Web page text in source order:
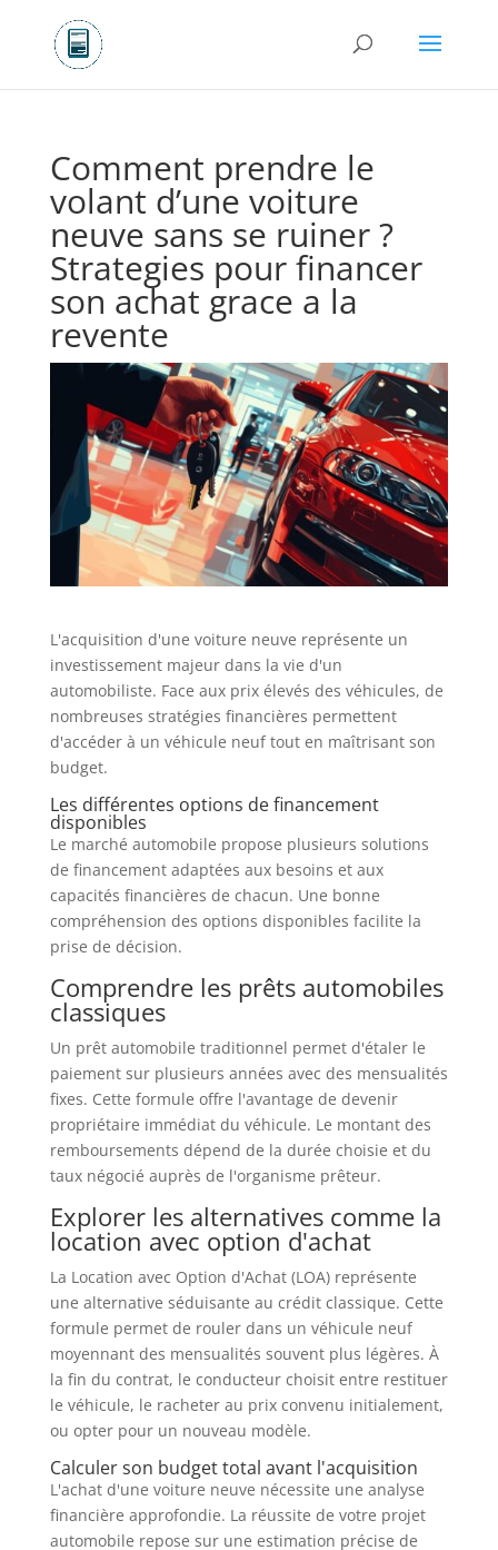
Comment prendre le
volant d’une voiture
neuve sans se ruiner ?
Strategies pour financer
son achat grace a la
revente
L'acquisition d'une voiture neuve représente un
investissement majeur dans la vie d'un
automobiliste. Face aux prix élevés des véhicules, de
nombreuses stratégies financières permettent
d'accéder à un véhicule neuf tout en maîtrisant son
budget.
Les différentes options de financement
disponibles
Le marché automobile propose plusieurs solutions
de financement adaptées aux besoins et aux
capacités financières de chacun. Une bonne
compréhension des options disponibles facilite la
prise de décision.
Comprendre les prêts automobiles
classiques
Un prêt automobile traditionnel permet d'étaler le
paiement sur plusieurs années avec des mensualités
fixes. Cette formule offre l'avantage de devenir
propriétaire immédiat du véhicule. Le montant des
remboursements dépend de la durée choisie et du
taux négocié auprès de l'organisme prêteur.
Explorer les alternatives comme la
location avec option d'achat
La Location avec Option d'Achat (LOA) représente
une alternative séduisante au crédit classique. Cette
formule permet de rouler dans un véhicule neuf
moyennant des mensualités souvent plus légères. À
la fin du contrat, le conducteur choisit entre restituer
le véhicule, le racheter au prix convenu initialement,
ou opter pour un nouveau modèle.
Calculer son budget total avant l'acquisition
L'achat d'une voiture neuve nécessite une analyse
financière approfondie. La réussite de votre projet
automobile repose sur une estimation précise de